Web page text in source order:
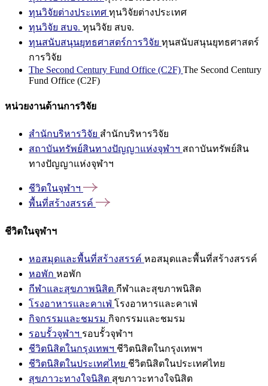
ทุนวิจัยต่างประเทศ ทุนวิจัยต่างประเทศ
ทุนวิจัย สบจ. ทุนวิจัย สบจ.
ทุนสนับสนุนยุทธศาสตร์การวิจัย ทุนสนับสนุนยุทธศาสตร์
การวิจัย
The Second Century Fund Office (C2F) The Second Century
Fund Office (C2F)
หน่วยงานด้านการวิจัย
สำนักบริหารวิจัย สำนักบริหารวิจัย
สถาบันทรัพย์สินทางปัญญาแห่งจุฬาฯ สถาบันทรัพย์สิน
ทางปัญญาแห่งจุฬาฯ
ชีวิตในจุฬาฯ
พื้นที่สร้างสรรค์
ชีวิตในจุฬาฯ
หอสมุดและพื้นที่สร้างสรรค์ หอสมุดและพื้นที่สร้างสรรค์
หอพัก หอพัก
กีฬาและสุขภาพนิสิต กีฬาและสุขภาพนิสิต
โรงอาหารและคาเฟ่ โรงอาหารและคาเฟ่
กิจกรรมและชมรม กิจกรรมและชมรม
รอบรั้วจุฬาฯ รอบรั้วจุฬาฯ
ชีวิตนิสิตในกรุงเทพฯ ชีวิตนิสิตในกรุงเทพฯ
ชีวิตนิสิตในประเทศไทย ชีวิตนิสิตในประเทศไทย
สุขภาวะทางใจนิสิต สุขภาวะทางใจนิสิต